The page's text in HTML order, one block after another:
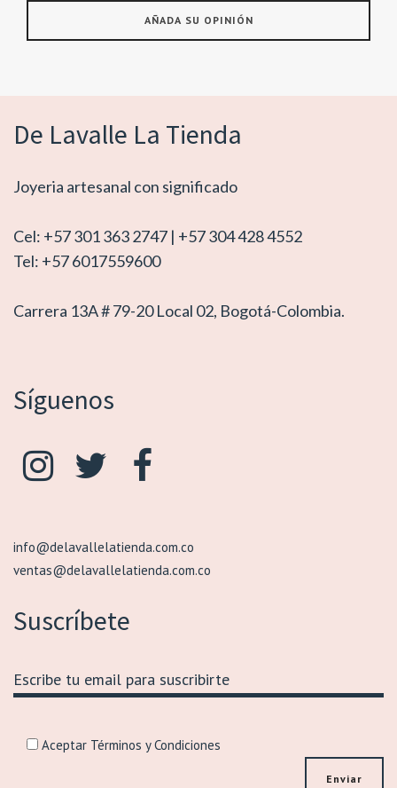
De Lavalle La Tienda
Joyeria artesanal con significado
Cel: +57 301 363 2747 | +57 304 428 4552
Tel: +57 6017559600
Carrera 13A # 79-20 Local 02, Bogotá-Colombia.
Síguenos
info@delavallelatienda.com.co
ventas@delavallelatienda.com.co
Suscríbete
Aceptar Términos y Condiciones